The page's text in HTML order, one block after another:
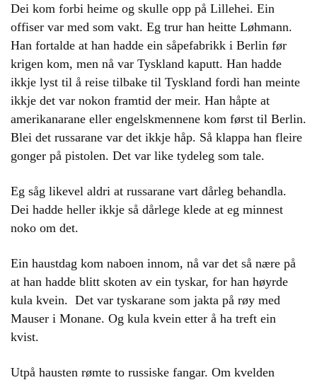
Dei kom forbi heime og skulle opp på Lillehei. Ein
offiser var med som vakt. Eg trur han heitte Løhmann.
Han fortalde at han hadde ein såpefabrikk i Berlin før
krigen kom, men nå var Tyskland kaputt. Han hadde
ikkje lyst til å reise tilbake til Tyskland fordi han meinte
ikkje det var nokon framtid der meir. Han håpte at
amerikanarane eller engelskmennene kom først til Berlin.
Blei det russarane var det ikkje håp. Så klappa han fleire
gonger på pistolen. Det var like tydeleg som tale.
Eg såg likevel aldri at russarane vart dårleg behandla.
Dei hadde heller ikkje så dårlege klede at eg minnest
noko om det.
Ein haustdag kom naboen innom, nå var det så nære på
at han hadde blitt skoten av ein tyskar, for han høyrde
kula kvein. Det var tyskarane som jakta på røy med
Mauser i Monane. Og kula kvein etter å ha treft ein
kvist.
Utpå hausten rømte to russiske fangar. Om kvelden